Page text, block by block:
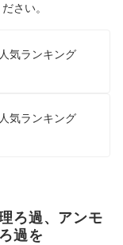
さい。
気ランキング
気ランキング
ろ過、アンモ
過を